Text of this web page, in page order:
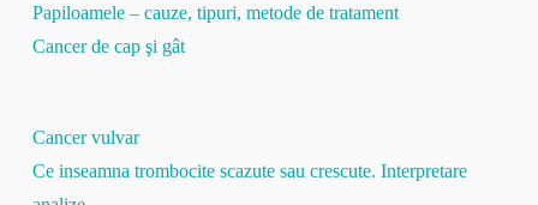
Papiloamele – cauze, tipuri, metode de tratament
Cancer de cap şi gât
Cancer vulvar
Ce inseamna trombocite scazute sau crescute. Interpretare